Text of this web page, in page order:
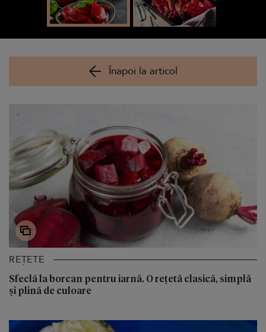
Înapoi la articol
REȚETE
Sfeclă la borcan pentru iarnă. O rețetă clasică, simplă
și plină de culoare